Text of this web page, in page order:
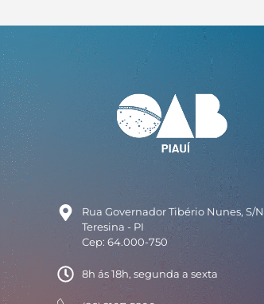
Rua Governador Tibério Nunes, S/N
Teresina - PI
Cep: 64.000-750
8h ás 18h, segunda a sexta